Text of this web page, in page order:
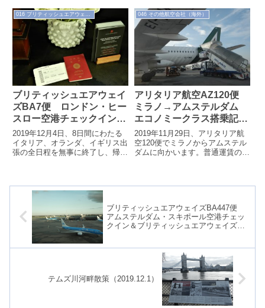
BAラウンジを訪れます。
ンしま...
ブリティッシュエアウェイ
ズBA7便 ロンドン・ヒー
スロー空港チェックイン＆
ファーストクラスラウンジ
（2019.12.4）
2019年12月4日、8日間にわたる
イタリア、オランダ、イギリス出
張の全日程を無事に終了し、帰国
046 その他航空会社（海外）
アリタリア航空AZ120便
ミラノ→アムステルダム
エコノミークラス搭乗記
（2019.11.29）
2019年11月29日、アリタリア航
空120便でミラノからアムステル
ダムに向かいます。普通運賃の区
ブリティッシュエアウェイズBA447便
アムステルダム・スキポール空港チェッ
クイン＆ブリティッシュエアウェイズラ
テムズ川河畔散策（2019.12.1）